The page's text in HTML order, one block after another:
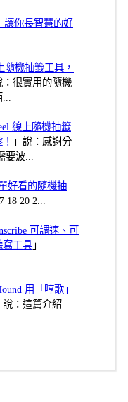
讓你長智慧的好
隨機抽籤工具，
：很實用的隨機
線上隨機抽籤
」說：感謝分
波...
好看的隨機抽
18 20 2...
可調速、可
寫工具 」
用「哼歌」
說：這篇介紹